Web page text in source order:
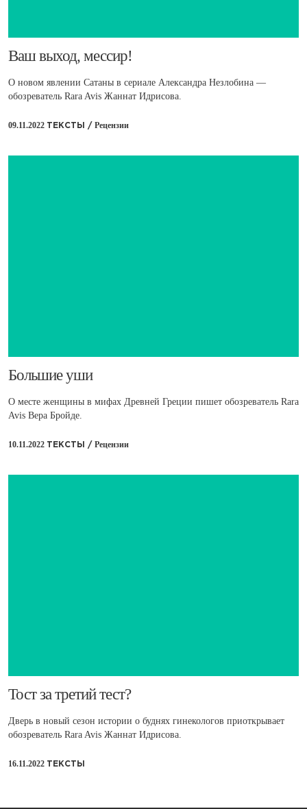
​Ваш выход, мессир!
О новом явлении Сатаны в сериале Александра Незлобина —
обозреватель Rara Avis Жаннат Идрисова.
09.11.2022 ТЕКСТЫ / Рецензии
​Большие уши
О месте женщины в мифах Древней Греции пишет обозреватель Rara
Avis Вера Бройде.
10.11.2022 ТЕКСТЫ / Рецензии
​Тост за третий тест?
Дверь в новый сезон истории о буднях гинекологов приоткрывает
обозреватель Rara Avis Жаннат Идрисова.
16.11.2022 ТЕКСТЫ